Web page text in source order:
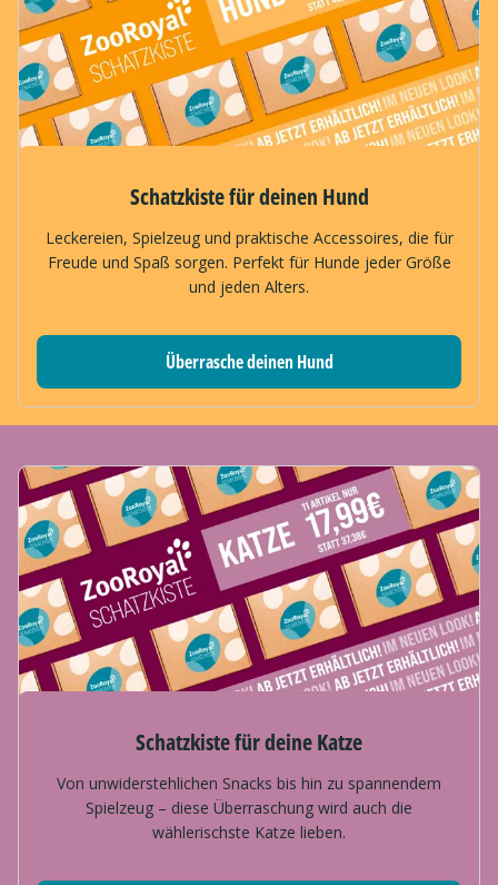
Schatzkiste für deinen Hund
Leckereien, Spielzeug und praktische Accessoires, die für
Freude und Spaß sorgen. Perfekt für Hunde jeder Größe
und jeden Alters.
Überrasche deinen Hund
Schatzkiste für deine Katze
Von unwiderstehlichen Snacks bis hin zu spannendem
Spielzeug – diese Überraschung wird auch die
wählerischste Katze lieben.